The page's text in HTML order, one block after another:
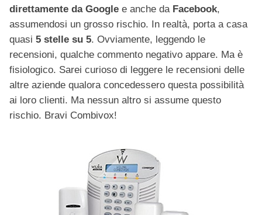
direttamente da Google e anche da Facebook,
assumendosi un grosso rischio. In realtà, porta a casa
quasi 5 stelle su 5. Ovviamente, leggendo le
recensioni, qualche commento negativo appare. Ma è
fisiologico. Sarei curioso di leggere le recensioni delle
altre aziende qualora concedessero questa possibilità
ai loro clienti. Ma nessun altro si assume questo
rischio. Bravi Combivox!